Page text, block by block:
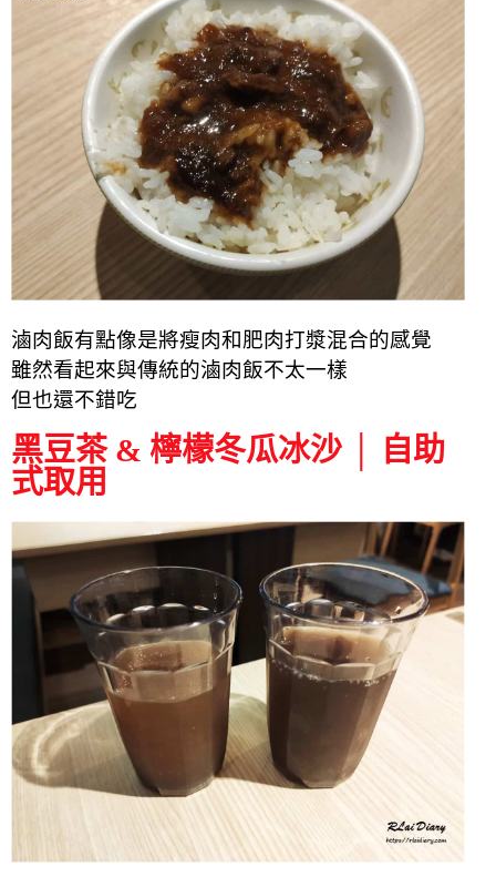
滷肉飯有點像是將瘦肉和肥肉打漿混合的感覺
雖然看起來與傳統的滷肉飯不太一樣
但也還不錯吃
黑豆茶 & 檸檬冬瓜冰沙 │ 自助
式取用